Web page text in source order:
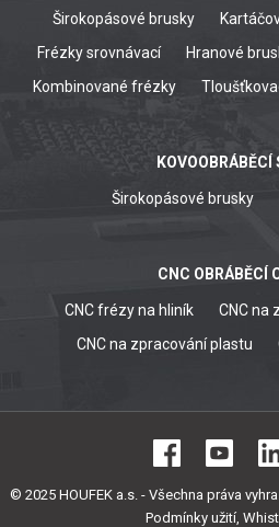
Širokopásové brusky
Frézky srovnávací
Hranové
Kombinované frézky
KOVOOBRÁBĚCÍ
Širokopásové brusky
CNC OBRÁBĚCÍ
CNC frézy na hliník
CNC na
CNC na zpracování plastu
© 2025 HOUFEK a.s. - Všechna práva
Podmínky užití